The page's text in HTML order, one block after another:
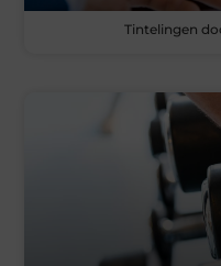
Tintelingen